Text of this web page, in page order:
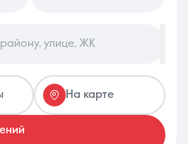
району, улице, ЖК
На карте